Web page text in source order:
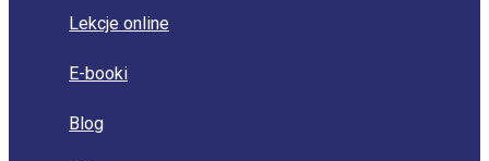
Lekcje online
E-booki
Blog